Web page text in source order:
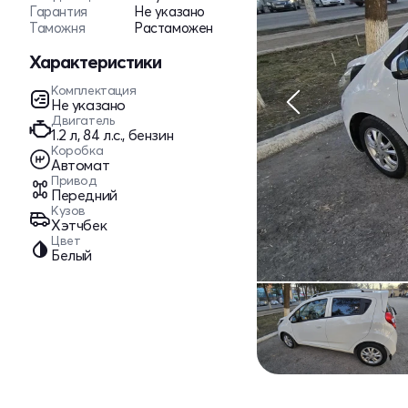
Гарантия
Не указано
Таможня
Растаможен
Характеристики
Комплектация
Не указано
Двигатель
1.2 л, 84 л.с., бензин
Коробка
Автомат
Привод
Передний
Кузов
Хэтчбек
Цвет
Белый